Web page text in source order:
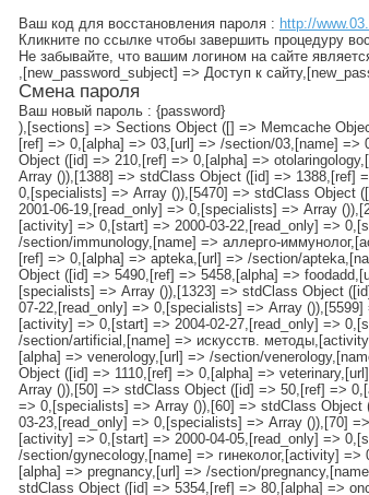
Ваш код для восстановления пароля : http://
Кликните по ссылке чтобы завершить процедуру
Не забывайте, что вашим логином на сайте
,[new_password_subject] => Доступ к
Смена пароля
Ваш новый пароль : {password}
),[sections] => Sections Object ([] => Memcache Object ([connection] => Resource id #15),[] => 1,[] => 03_sections_,[] => Array ([5573] => stdClass Object ([id] => 5573,[ref] => 0,[alpha] => 03,[url] => /section/03,[name] => 03-Скорая Помощь,[activity] => 0,[start] => 2003-07-01,[read_only] => 0,[specialists] => Array ()),[210] => stdClass Object ([id] => 210,[ref] => 0,[alpha] => otolaringology,[url] => /section/otolaringology,[name] => ЛОР,[activity] => 0,[start] => 2000-03-15,[read_only] => 0,[specialists] => Array ()),[1388] => stdClass Object ([id] => 1388,[ref] => 0,[alpha] => sport,[url] => /section/sport,[name] => ЛФК и спорт,[activity] => 0,[start] => 2000-08-08,[read_only] => 0,[specialists] => Array ()),[5470] => stdClass Object ([id] => 5470,[ref] => 0,[alpha] => family,[url] => /section/family,[name] => семейный доктор,[activity] => 0,[start] => 2001-06-19,[read_only] => 0,[specialists] => Array ()),[20] => stdClass Object ([id] => 20,[ref] => 0,[alpha] => artrology,[url] => /section/artrology,[name] => артролог,[activity] => 0,[start] => 2000-03-22,[read_only] => 0,[specialists] => Array ()),[110] => stdClass Object ([id] => 110,[ref] => 0,[alpha] => immunology,[url] => /section/immunology,[name] => аллерго-иммунолог,[activity] => 0,[start] => 2000-03-09,[read_only] => 0,[specialists] => Array ()),[5458] => stdClass Object ([id] => 5458,[ref] => 0,[alpha] => apteka,[url] => /section/apteka,[name] => аптека,[activity] => 0,[start] => 2000-03-08,[read_only] => 0,[specialists] => Array ()),[5490] => stdClass Object ([id] => 5490,[ref] => 5458,[alpha] => foodadd,[url] => /section/foodadd,[name] => пищевые добавки,[activity] => 0,[start] => 2001-09-17,[read_only] => 0,[specialists] => Array ()),[1323] => stdClass Object ([id] => 1323,[ref] => 0,[alpha] => sterility,[url] => /section/sterility,[name] => бесплодие,[activity] => 0,[start] => 2000-07-22,[read_only] => 0,[specialists] => Array ()),[5599] => stdClass Object ([id] => 5599,[ref] => 1323,[alpha] => natural,[url] => /section/natural,[name] => естеств. методы,[activity] => 0,[start] => 2004-02-27,[read_only] => 0,[specialists] => Array ()),[5598] => stdClass Object ([id] => 5598,[ref] => 1323,[alpha] => artificial,[url] => /section/artificial,[name] => искусств. методы,[activity] => 0,[start] => 2004-02-27,[read_only] => 0,[specialists] => Array ()),[40] => stdClass Object ([id] => 40,[ref] => 0,[alpha] => venerology,[url] => /section/venerology,[name] => венеролог,[activity] => 0,[start] => 2000-03-06,[read_only] => 0,[specialists] => Array ()),[1110] => stdClass Object ([id] => 1110,[ref] => 0,[alpha] => veterinary,[url] => /section/veterinary,[name] => ветеринар,[activity] => 0,[start] => 2000-05-08,[read_only] => 0,[specialists] => Array ()),[50] => stdClass Object ([id] => 50,[ref] => 0,[alpha] => gastro,[url] => /section/gastro,[name] => гастроэнтеролог,[activity] => 0,[start] => 2000-04-19,[read_only] => 0,[specialists] => Array ()),[60] => stdClass Object ([id] => 60,[ref] => 0,[alpha] => genetics,[url] => /section/genetics,[name] => генетик,[activity] => 0,[start] => 2000-03-23,[read_only] => 0,[specialists] => Array